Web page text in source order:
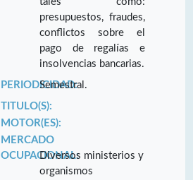
presupuestos, fraudes,
conflictos sobre el
pago de regalías e
insolvencias bancarias.
PERIODICIDAD:
Semestral.
TITULO(S):
MOTOR(ES):
MERCADO
OCUPACIONAL:Diversos ministerios y
organismos